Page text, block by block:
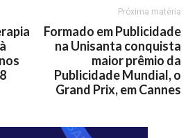
Próxima matéria
Formado em Publicidade
na Unisanta conquista
maior prêmio da
Publicidade Mundial, o
Grand Prix, em Cannes